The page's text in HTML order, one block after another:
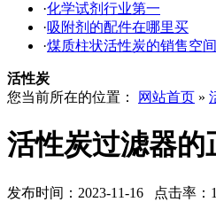
·化学试剂行业第一
·吸附剂的配件在哪里买
·煤质柱状活性炭的销售空间
活性炭
您当前所在的位置：
网站首页 »
活性炭过滤器的
发布时间：2023-11-16 点击率：